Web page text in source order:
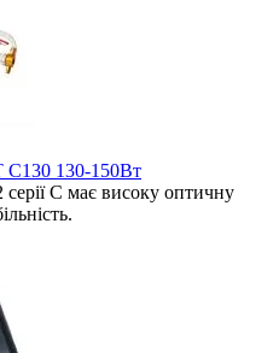
C130 130-150Вт
C має високу оптичну